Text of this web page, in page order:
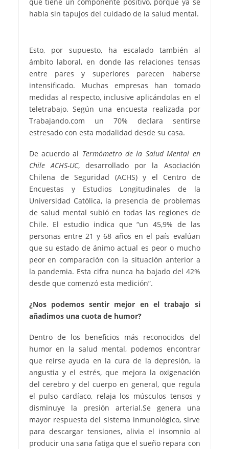
habla sin tapujos del cuidado de la salud mental.
Esto, por supuesto, ha escalado también al
ámbito laboral, en donde las relaciones tensas
entre pares y superiores parecen haberse
intensificado. Muchas empresas han tomado
medidas al respecto, inclusive aplicándolas en el
teletrabajo. Según una encuesta realizada por
Trabajando.com un 70% declara sentirse
estresado con esta modalidad desde su casa.
De acuerdo al Termómetro de la Salud Mental en
Chile ACHS-UC, desarrollado por la Asociación
Chilena de Seguridad (ACHS) y el Centro de
Encuestas y Estudios Longitudinales de la
Universidad Católica, la presencia de problemas
de salud mental subió en todas las regiones de
Chile. El estudio indica que “un 45,9% de las
personas entre 21 y 68 años en el país evalúan
que su estado de ánimo actual es peor o mucho
peor en comparación con la situación anterior a
la pandemia. Esta cifra nunca ha bajado del 42%
desde que comenzó esta medición”.
¿Nos podemos sentir mejor en el trabajo si
añadimos una cuota de humor?
Dentro de los beneficios más reconocidos del
humor en la salud mental, podemos encontrar
que reírse ayuda en la cura de la depresión, la
angustia y el estrés, que mejora la oxigenación
del cerebro y del cuerpo en general, que regula
el pulso cardíaco, relaja los músculos tensos y
disminuye la presión arterial.Se genera una
mayor respuesta del sistema inmunológico, sirve
para descargar tensiones, alivia el insomnio al
producir una sana fatiga que el sueño repara con